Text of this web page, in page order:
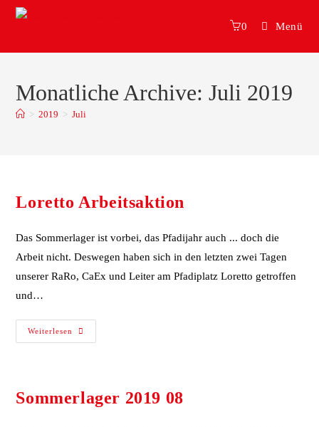
0 Menü
Monatliche Archive: Juli 2019
> 2019 > Juli
Loretto Arbeitsaktion
Das Sommerlager ist vorbei, das Pfadijahr auch ... doch die
Arbeit nicht. Deswegen haben sich in den letzten zwei Tagen
unserer RaRo, CaEx und Leiter am Pfadiplatz Loretto getroffen
und…
Weiterlesen
Sommerlager 2019 08